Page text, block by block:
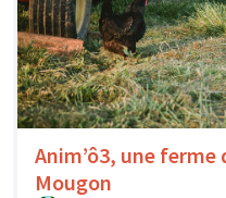
Anim’ô3, une ferme
Mougon